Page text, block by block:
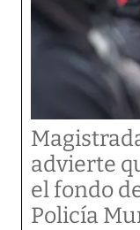
advierte
el fondo
Policía